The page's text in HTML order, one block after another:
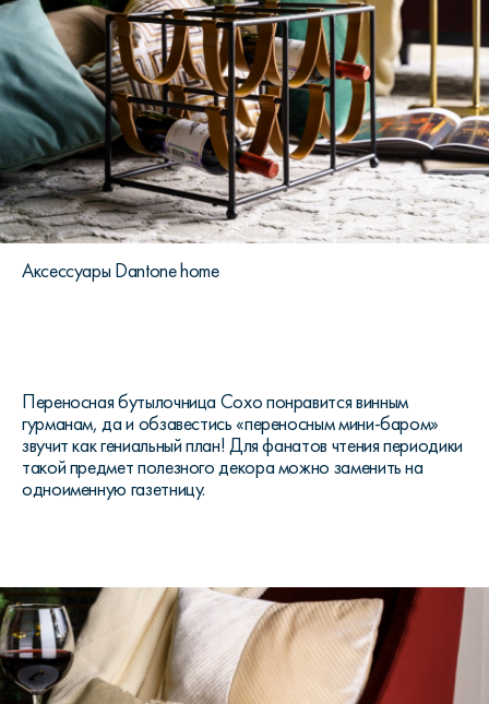
Аксессуары Dantone home
Переносная бутылочница Сохо понравится винным
гурманам, да и обзавестись «переносным мини-баром»
звучит как гениальный план! Для фанатов чтения периодики
такой предмет полезного декора можно заменить на
одноименную газетницу.